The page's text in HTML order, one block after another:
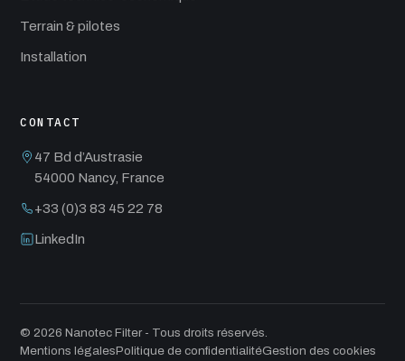
Terrain & pilotes
Installation
CONTACT
47 Bd d’Austrasie
54000 Nancy, France
+33 (0)3 83 45 22 78
LinkedIn
© 2026 Nanotec Filter - Tous droits réservés.
Mentions légalesPolitique de confidentialitéGestion des cookies